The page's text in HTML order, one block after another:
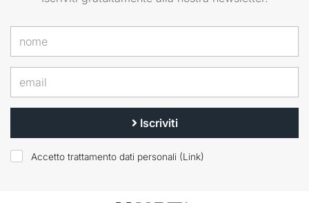
Iscriviti
Accetto trattamento dati personali (Link)